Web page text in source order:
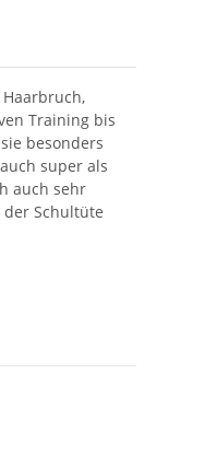
Training bis
besonders
super als
auch sehr
Schultüte